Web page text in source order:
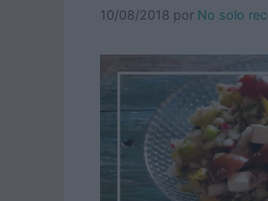
10/08/2018 por No solo